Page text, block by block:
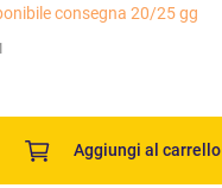
consegna 20/25 gg
Aggiungi al carrello